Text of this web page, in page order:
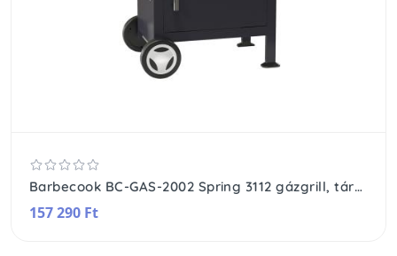
Barbecook BC-GAS-2002 Spring 3112 gázgrill, tárolóval, 133x57x115cm
157 290 Ft